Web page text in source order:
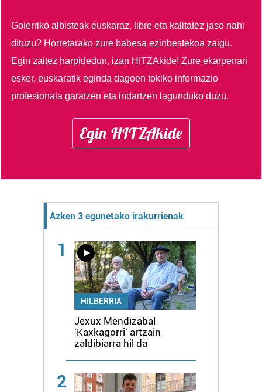
Goierriko albisteak euskaraz, libre eta kalitatez jaso nahi
dituzu? Horretarako zure babesa ezinbestekoa zaigu.
Egin zaitez harpidedun, izan HITZAkide!Zure ekarpenari
esker, euskaratik eginda dagoen tokiko informazio
profesionala garatzen eta indartzen lagunduko duzu.
Egin HITZAkide
Azken 3 egunetako irakurrienak
1
HILBERRIA
Jexux Mendizabal
'Kaxkagorri' artzain
zaldibiarra hil da
2